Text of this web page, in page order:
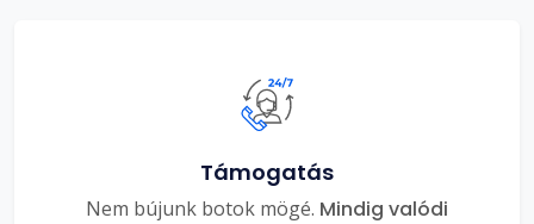
Támogatás
Nem bújunk botok mögé. Mindig valódi